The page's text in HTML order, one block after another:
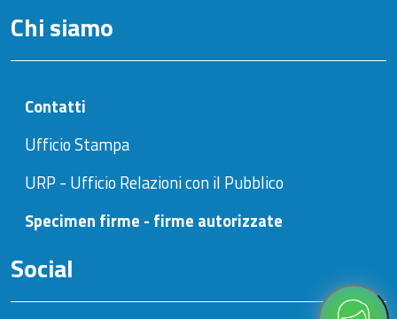
Chi siamo
Contatti
Ufficio Stampa
URP - Ufficio Relazioni con il Pubblico
Specimen firme - firme autorizzate
Social